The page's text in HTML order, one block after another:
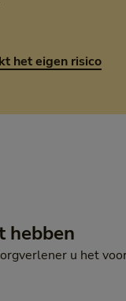
het eigen risico
hebben
u het